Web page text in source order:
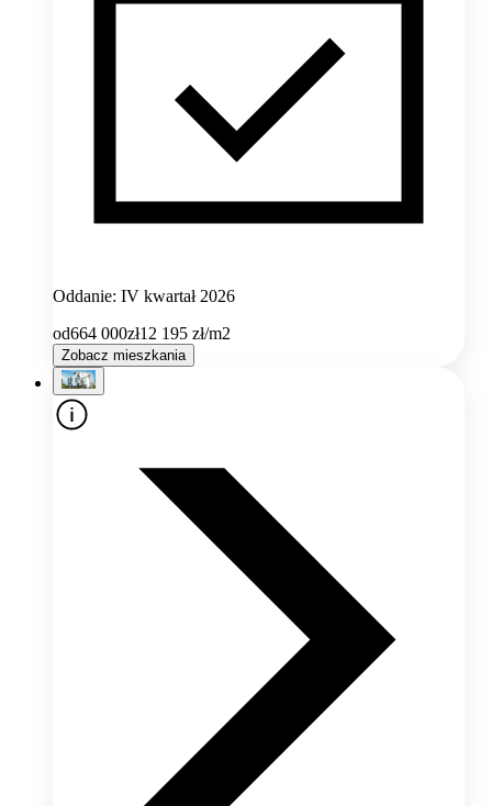
Oddanie: IV kwartał 2026
od664 000zł12 195 zł/m2
Zobacz mieszkania